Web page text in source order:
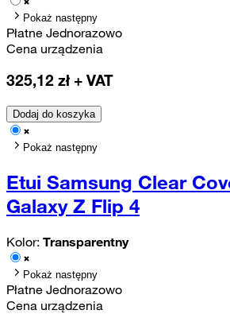
Pokaż następny
Płatne Jednorazowo
Cena urządzenia
325,12 zł + VAT
Dodaj do koszyka
Pokaż następny
Etui Samsung Clear
Galaxy Z Flip 4
Kolor: Transparentny
Pokaż następny
Płatne Jednorazowo
Cena urządzenia